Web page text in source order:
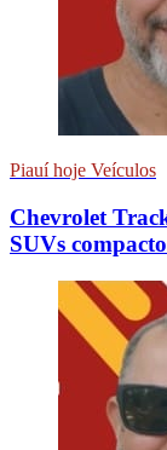
Piauí hoje Veículos
Chevrolet
SUVs